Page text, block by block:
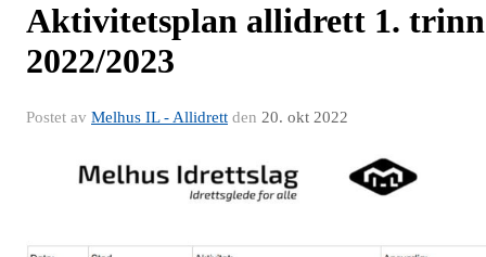
Aktivitetsplan allidrett 1. trinn
2022/2023
Postet av Melhus IL - Allidrett den 20. okt 2022